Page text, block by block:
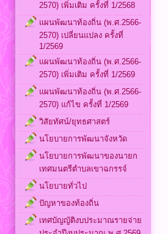
2570) เพิ่มเติม ครั้งที่ 1/2568
แผนพัฒนาท้องถิ่น (พ.ศ.2566-
2570) เปลี่ยนแปลง ครั้งที่
1/2569
แผนพัฒนาท้องถิ่น (พ.ศ.2566-
2570) เพิ่มเติม ครั้งที่ 1/2569
แผนพัฒนาท้องถิ่น (พ.ศ.2566-
2570) แก้ไข ครั้งที่ 1/2569
วิสัยทัศน์/ยุทธศาสตร์
นโยบายการพัฒนาจังหวัด
นโยบายการพัฒนาของนายก
เทศมนตรีตำบลเขาฉกรรจ์
นโยบายทั่วไป
ปัญหาของท้องถิ่น
เทศบัญญัติงบประมาณรายจ่าย